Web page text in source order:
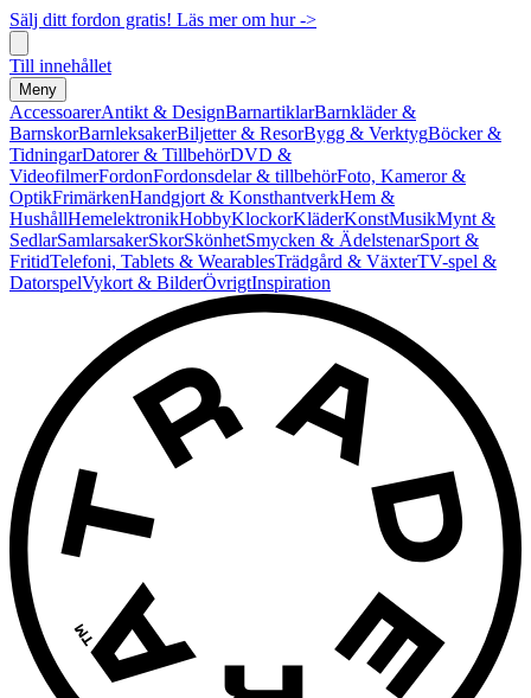
Sälj ditt fordon gratis! Läs mer om hur ->
Till innehållet
Meny
AccessoarerAntikt & DesignBarnartiklarBarnkläder &
BarnskorBarnleksakerBiljetter & ResorBygg & VerktygBöcker &
TidningarDatorer & TillbehörDVD &
VideofilmerFordonFordonsdelar & tillbehörFoto, Kameror &
OptikFrimärkenHandgjort & KonsthantverkHem &
HushållHemelektronikHobbyKlockorKläderKonstMusikMynt &
SedlarSamlarsakerSkorSkönhetSmycken & ÄdelstenarSport &
FritidTelefoni, Tablets & WearablesTrädgård & VäxterTV-spel &
DatorspelVykort & BilderÖvrigtInspiration